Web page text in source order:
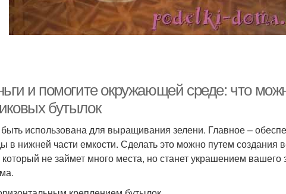
и помогите окружающей среде: что
бутылок
использована для выращивания зелени. Главное –
в нижней части емкости. Сделать это можно путем создания
не займет много места, но станет украшением вашего